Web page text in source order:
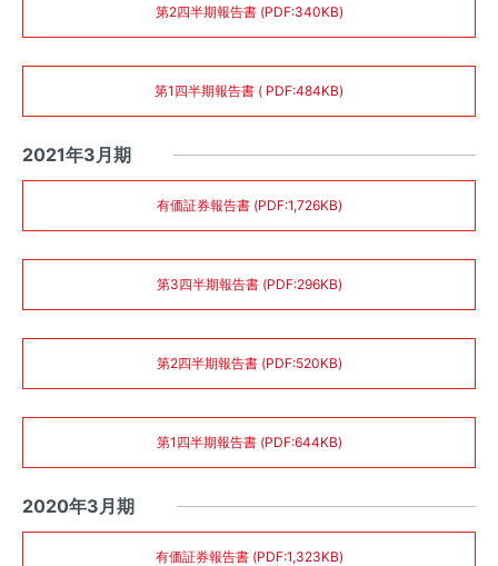
第2四半期報告書 (PDF:340KB)
第1四半期報告書 ( PDF:484KB)
2021年3月期
有価証券報告書 (PDF:1,726KB)
第3四半期報告書 (PDF:296KB)
第2四半期報告書 (PDF:520KB)
第1四半期報告書 (PDF:644KB)
2020年3月期
有価証券報告書 (PDF:1,323KB)